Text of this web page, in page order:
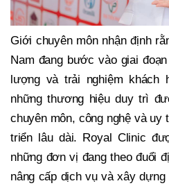
Giới chuyên môn nhận định
Nam đang bước vào giai
lượng và trải nghiệm khách
những thương hiệu duy trì
chuyên môn, công nghệ và uy
triển lâu dài. Royal Clinic
những đơn vị đang theo đuổi
nâng cấp dịch vụ và xây